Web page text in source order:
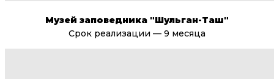
Музей заповедника "Шульган-Таш"
Срок реализации — 9 месяца